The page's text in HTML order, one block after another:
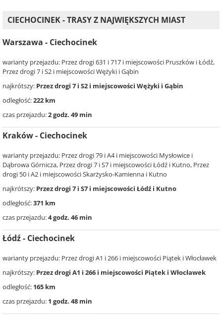
CIECHOCINEK - TRASY Z NAJWIĘKSZYCH MIAST
Warszawa - Ciechocinek
warianty przejazdu: Przez drogi 631 i 717 i miejscowości Pruszków i Łódź,
Przez drogi 7 i S2 i miejscowości Wężyki i Gąbin
najkrótszy: Przez drogi 7 i S2 i miejscowości Wężyki i Gąbin
odległość:222 km
czas przejazdu:2 godz. 49 min
Kraków - Ciechocinek
warianty przejazdu: Przez drogi 79 i A4 i miejscowości Mysłowice i
Dąbrowa Górnicza, Przez drogi 7 i S7 i miejscowości Łódź i Kutno, Przez
drogi 50 i A2 i miejscowości Skarżysko-Kamienna i Kutno
najkrótszy: Przez drogi 7 i S7 i miejscowości Łódź i Kutno
odległość:371 km
czas przejazdu:4 godz. 46 min
Łódź - Ciechocinek
warianty przejazdu: Przez drogi A1 i 266 i miejscowości Piątek i Włocławek
najkrótszy: Przez drogi A1 i 266 i miejscowości Piątek i Włocławek
odległość: 165 km
czas przejazdu: 1 godz. 48 min